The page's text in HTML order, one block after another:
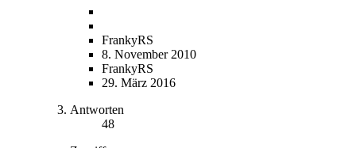
FrankyRS
8. November 2010
FrankyRS
29. März 2016
Antworten
48